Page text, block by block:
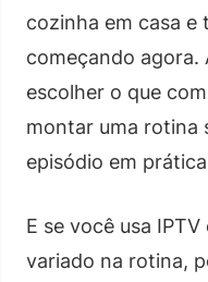
cozinha em casa e
começando agora.
escolher o que
montar uma rotina
episódio em
E se você usa
variado na rotina,